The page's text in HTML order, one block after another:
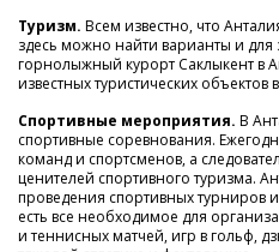
Туризм. Всем известно, что
здесь можно найти варианты и
горнолыжный курорт Саклыкент в
известных туристических объектов
Спортивные мероприятия. В
спортивные соревнования.
команд и спортсменов, а
ценителей спортивного туризма.
проведения спортивных турниров
есть все необходимое для
и теннисных матчей, игр в гольф,